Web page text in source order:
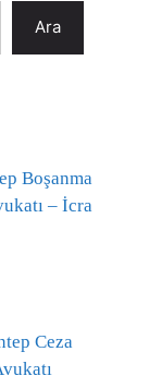
Ara
Boşanma
– İcra
Ceza